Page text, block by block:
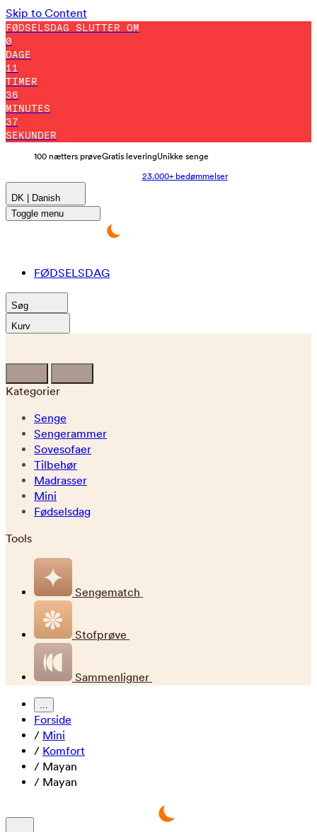
Skip to Content
FØDSELSDAG SLUTTER OM
0
DAGE
11
TIMER
36
MINUTES
36
SEKUNDER
100 nætters prøveGratis leveringUnikke senge
23.000+ bedømmelser
DK | Danish
Toggle menu
FØDSELSDAG
Søg
Kurv
Kategorier
Senge
Sengerammer
Sovesofaer
Tilbehør
Madrasser
Mini
Fødselsdag
Tools
Sengematch
Stofprøve
Sammenligner
...
Forside
/ Mini
/ Komfort
/ Mayan
/ Mayan